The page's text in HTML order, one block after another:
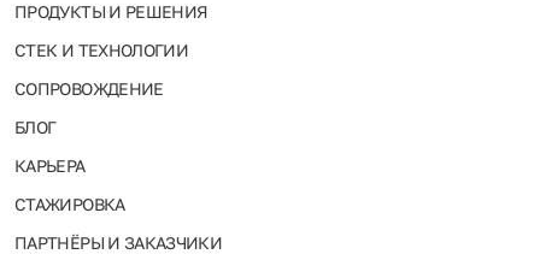
ПРОДУКТЫ И РЕШЕНИЯ
СТЕК И ТЕХНОЛОГИИ
СОПРОВОЖДЕНИЕ
БЛОГ
КАРЬЕРА
СТАЖИРОВКА
ПАРТНЁРЫ И ЗАКАЗЧИКИ